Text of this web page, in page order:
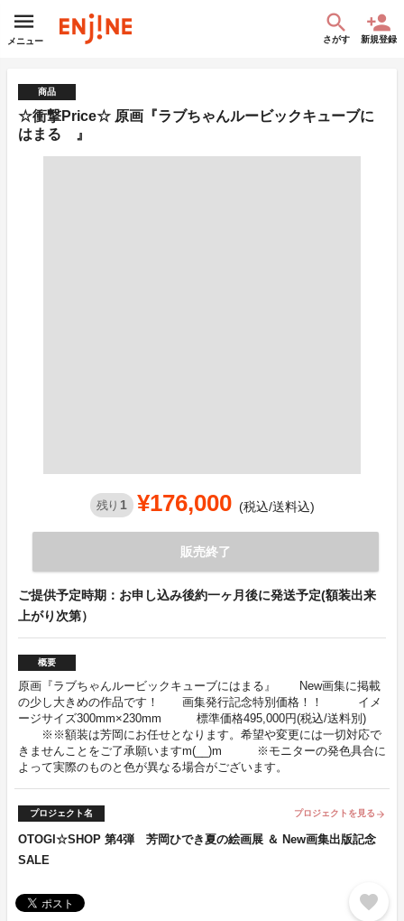
メニュー さがす 新規登録
商品
☆衝撃Price☆ 原画『ラブちゃんルービックキューブに
はまる 』
残り 1 ¥176,000 (税込/送料込)
販売終了
ご提供予定時期：お申し込み後約一ヶ月後に発送予定(額装出来
上がり次第）
概要
原画『ラブちゃんルービックキューブにはまる』 New画集に掲載
の少し大きめの作品です！ 画集発行記念特別価格！！ イメ
ージサイズ300mm×230mm 標準価格495,000円(税込/送料別)
※※額装は芳岡にお任せとなります。希望や変更には一切対応で
きませんことをご了承願いますm(__)m ※モニターの発色具合に
よって実際のものと色が異なる場合がございます。
プロジェクト名 プロジェクトを見る arrow_forward
OTOGI☆SHOP 第4弾 芳岡ひでき夏の絵画展 ＆ New画集出版記念
SALE
favorite